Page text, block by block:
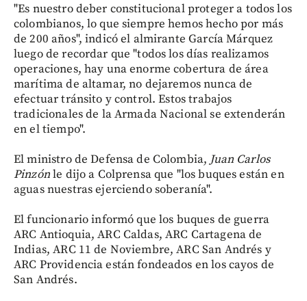
"Es nuestro deber constitucional proteger a todos los
colombianos, lo que siempre hemos hecho por más
de 200 años", indicó el almirante García Márquez
luego de recordar que "todos los días realizamos
operaciones, hay una enorme cobertura de área
marítima de altamar, no dejaremos nunca de
efectuar tránsito y control. Estos trabajos
tradicionales de la Armada Nacional se extenderán
en el tiempo".
El ministro de Defensa de Colombia, Juan Carlos
Pinzónle dijo a Colprensa que "los buques están en
aguas nuestras ejerciendo soberanía".
El funcionario informó que los buques de guerra
ARC Antioquia, ARC Caldas, ARC Cartagena de
Indias, ARC 11 de Noviembre, ARC San Andrés y
ARC Providencia están fondeados en los cayos de
San Andrés.